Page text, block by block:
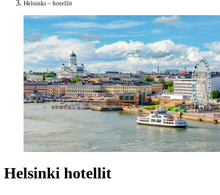
Helsinki – hotellit
Helsinki hotellit